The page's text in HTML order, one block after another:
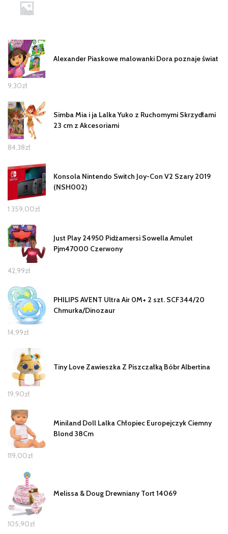
Alexander Piaskowe malowanki Dora poznaje świat
9,30zł
Simba Mia i ja Lalka Yuko z Ruchomymi Skrzydłami
23 cm z Akcesoriami
84,38zł
Konsola Nintendo Switch Joy-Con V2 Szary 2019
(NSH002)
1 359,00zł
Just Play 24950 Pidżamersi Sowella Amulet
Pjm47000 Czerwony
42,99zł
PHILIPS AVENT Ultra Air 0M+ 2 szt. SCF344/20
Chmurka/Dinozaur
14,99zł
Tiny Love Zawieszka Z Piszczałką Bóbr Albertina
19,90zł
Miniland Doll Lalka Chłopiec Europejczyk Ciemny
Blond 38Cm
119,00zł
Melissa & Doug Drewniany Tort 14069
105,90zł